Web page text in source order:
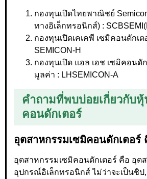
กองทุนเปิดไทยพาณิชย์
ทางอิเล็กทรอนิกส์) :
กองทุนเปิดเคเคพี เซมิคอนดักเต
SEMICON-H
กองทุนเปิด แอล เอช เซมิคอนดั
มูลค่า : LHSEMICON-A
คำถามที่พบบ่อยเกี่ยวกับหุ้
คอนดักเตอร์
อุตสาหกรรมเซมิคอนดักเตอร์
อุตสาหกรรมเซมิคอนดักเตอร์ คือ อุต
อุปกรณ์อิเล็กทรอนิกส์ ไม่ว่าจะเป็นชิป